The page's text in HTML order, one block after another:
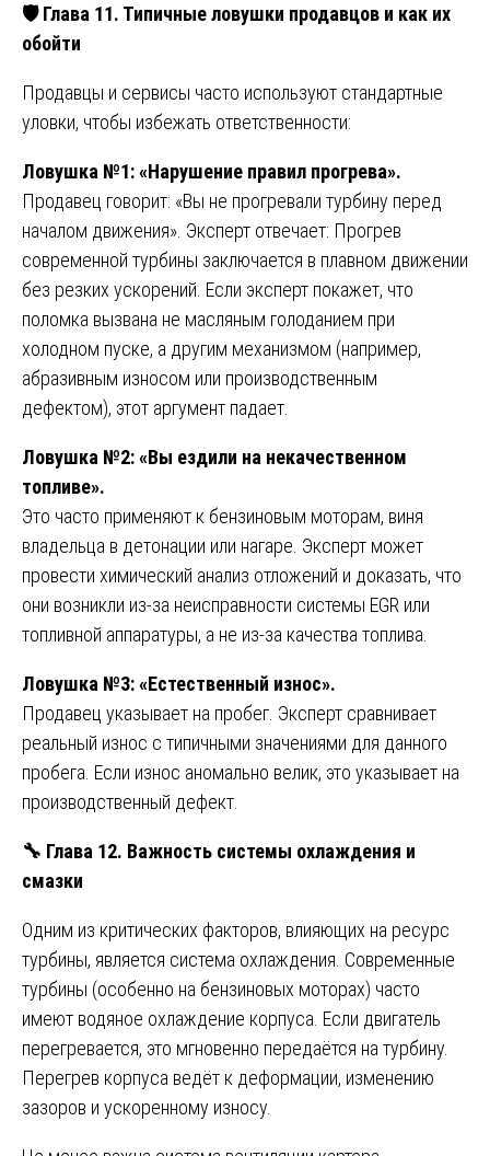
🛡️ Глава 11. Типичные ловушки продавцов и как их
обойти
Продавцы и сервисы часто используют стандартные
уловки, чтобы избежать ответственности:
Ловушка №1: «Нарушение правил прогрева».
Продавец говорит: «Вы не прогревали турбину перед
началом движения». Эксперт отвечает: Прогрев
современной турбины заключается в плавном движении
без резких ускорений. Если эксперт покажет, что
поломка вызвана не масляным голоданием при
холодном пуске, а другим механизмом (например,
абразивным износом или производственным
дефектом), этот аргумент падает.
Ловушка №2: «Вы ездили на некачественном
топливе».
Это часто применяют к бензиновым моторам, виня
владельца в детонации или нагаре. Эксперт может
провести химический анализ отложений и доказать, что
они возникли из-за неисправности системы EGR или
топливной аппаратуры, а не из-за качества топлива.
Ловушка №3: «Естественный износ».
Продавец указывает на пробег. Эксперт сравнивает
реальный износ с типичными значениями для данного
пробега. Если износ аномально велик, это указывает на
производственный дефект.
🔧 Глава 12. Важность системы охлаждения и
смазки
Одним из критических факторов, влияющих на ресурс
турбины, является система охлаждения. Современные
турбины (особенно на бензиновых моторах) часто
имеют водяное охлаждение корпуса. Если двигатель
перегревается, это мгновенно передаётся на турбину.
Перегрев корпуса ведёт к деформации, изменению
зазоров и ускоренному износу.